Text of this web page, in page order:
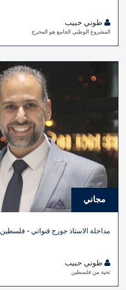
المشروع الوطني الجامع هو المخرج
مجاني
مداخلة الاستاذ جورج قنواتي - فلسطين
تحية من فلسطين